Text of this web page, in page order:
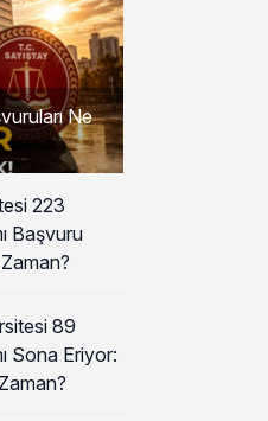
Ne
223
Başvuru
89
Sona Eriyor: